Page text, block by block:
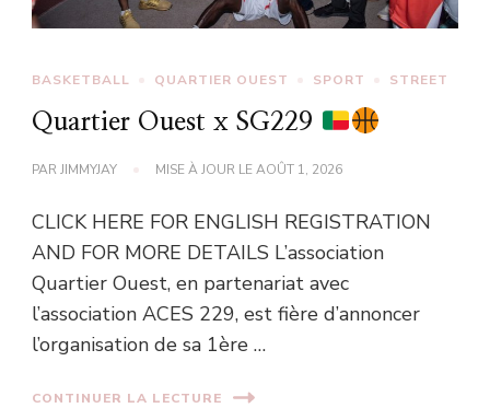
BASKETBALL QUARTIER OUEST SPORT STREET
Quartier Ouest x SG229
PARJIMMYJAY MISE À JOUR LEAOÛT 1, 2026
CLICK HERE FOR ENGLISH REGISTRATION
AND FOR MORE DETAILS L’association
Quartier Ouest, en partenariat avec
l’association ACES 229, est fière d’annoncer
l’organisation de sa 1ère …
CONTINUER LA LECTURE